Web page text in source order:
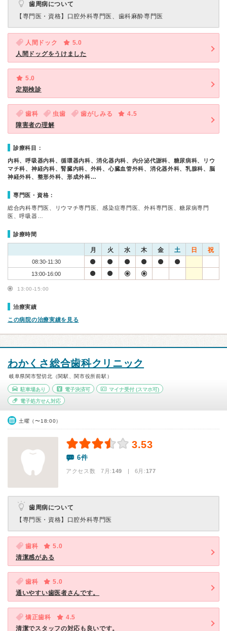
歯周病について
【専門医・資格】 口腔外科専門医、歯科麻酔専門医
人間ドック
5.0
人間ドッグをうけました
5.0
定期検診
歯科 虫歯 歯がしみる
4.5
障害者の理解
診療科目：
内科、呼吸器内科、循環器内科、消化器内科、内分泌代謝科、糖尿病科、リウ
マチ科、神経内科、腎臓内科、外科、心臓血管外科、消化器外科、乳腺科、脳
神経外科、整形外科、形成外科…
専門医・資格：
総合内科専門医、リウマチ専門医、感染症専門医、外科専門医、糖尿病専門
医、呼吸器…
診療時間
月 火 水 木 金 土 日 祝
08:30-11:30
13:00-16:00
13:00-15:00
治療実績
この病院の治療実績を見る
わかくさ総合歯科クリニック
岐阜県関市竪切北（関駅、関市役所前駅）
駐車場あり 電子決済可 マイナ受付 (スマホ可)
電子処方せん対応
土曜（〜18:00）
3.53
6件
アクセス数 7月:149 | 6月:177
歯周病について
【専門医・資格】 口腔外科専門医
歯科
5.0
清潔感がある
歯科
5.0
通いやすい歯医者さんです。
矯正歯科
4.5
清潔でスタッフの対応も良いです。